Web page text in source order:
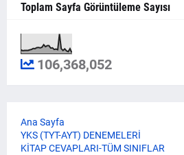
Toplam Sayfa Görüntüleme Sayısı
106,368,052
Ana Sayfa
YKS (TYT-AYT) DENEMELERİ
KİTAP CEVAPLARI-TÜM SINIFLAR